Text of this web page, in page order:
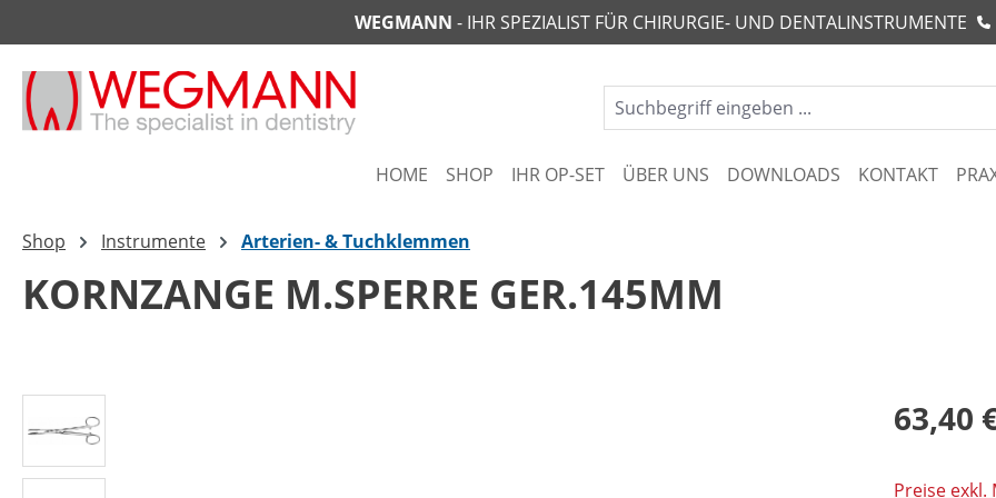
Zur Hauptnavigation springenWEGMANN - IHR SPEZIALIST FÜR CHIRURGIE- UND DENTALINSTRUMENTE
HOME SHOP IHR OP-SET ÜBER UNS DOWNLOADS KONTAKT
Shop Instrumente Arterien- & Tuchklemmen
KORNZANGE M.SPERRE GER.145MM
63,40
Preise exkl.